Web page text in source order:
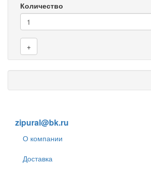
Количество
+
zipural@bk.ru
О компании
Доставка